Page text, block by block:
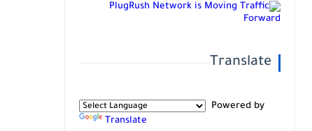
Translate
Powered by
Translate